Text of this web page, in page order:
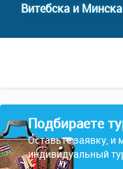
Витебска и
Подбираете
Оставьте заявку, и
индивидуальный